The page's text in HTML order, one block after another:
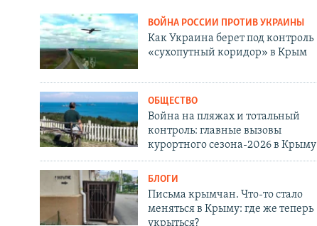
ВОЙНА РОССИИ ПРОТИВ УКРАИНЫ
Как Украина берет под контроль
«сухопутный коридор» в Крым
ОБЩЕСТВО
Война на пляжах и тотальный
контроль: главные вызовы
курортного сезона-2026 в Крыму
БЛОГИ
Письма крымчан. Что-то стало
меняться в Крыму: где же теперь
укрыться?